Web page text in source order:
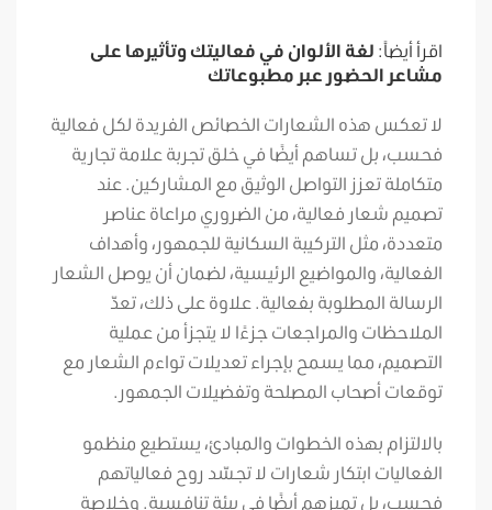
اقرأ أيضاً: لغة الألوان في فعاليتك وتأثيرها على
مشاعر الحضور عبر مطبوعاتك
لا تعكس هذه الشعارات الخصائص الفريدة لكل فعالية
فحسب، بل تساهم أيضًا في خلق تجربة علامة تجارية
متكاملة تعزز التواصل الوثيق مع المشاركين. عند
تصميم شعار فعالية، من الضروري مراعاة عناصر
متعددة، مثل التركيبة السكانية للجمهور، وأهداف
الفعالية، والمواضيع الرئيسية، لضمان أن يوصل الشعار
الرسالة المطلوبة بفعالية. علاوة على ذلك، تعدّ
الملاحظات والمراجعات جزءًا لا يتجزأ من عملية
التصميم، مما يسمح بإجراء تعديلات تواءم الشعار مع
توقعات أصحاب المصلحة وتفضيلات الجمهور.
بالالتزام بهذه الخطوات والمبادئ، يستطيع منظمو
الفعاليات ابتكار شعارات لا تجسّد روح فعالياتهم
فحسب، بل تميزهم أيضًا في بيئة تنافسية. وخلاصة